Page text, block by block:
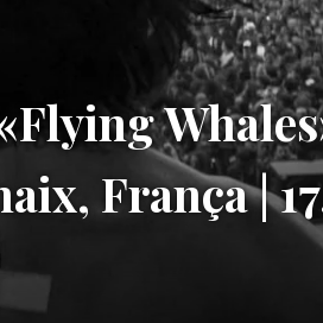
França |